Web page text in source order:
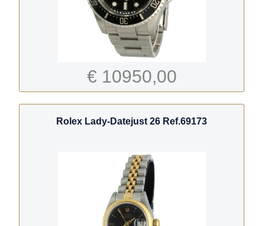
€ 10950,00
Rolex Lady-Datejust 26 Ref.69173